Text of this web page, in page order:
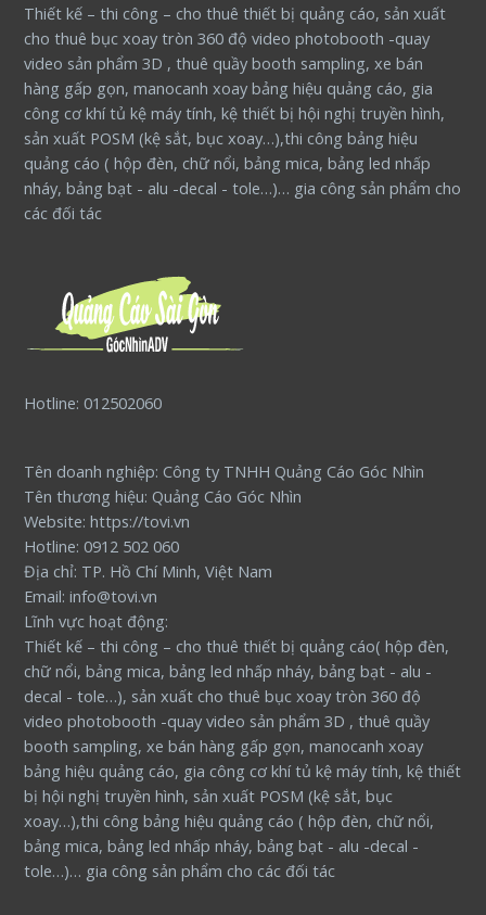
Thiết kế – thi công – cho thuê thiết bị quảng cáo, sản xuất
cho thuê bục xoay tròn 360 độ video photobooth -quay
video sản phẩm 3D , thuê quầy booth sampling, xe bán
hàng gấp gọn, manocanh xoay bảng hiệu quảng cáo, gia
công cơ khí tủ kệ máy tính, kệ thiết bị hội nghị truyền hình,
sản xuất POSM (kệ sắt, bục xoay…),thi công bảng hiệu
quảng cáo ( hộp đèn, chữ nổi, bảng mica, bảng led nhấp
nháy, bảng bạt - alu -decal - tole…)… gia công sản phẩm cho
các đối tác
Hotline: 012502060
Tên doanh nghiệp: Công ty TNHH Quảng Cáo Góc Nhìn
Tên thương hiệu: Quảng Cáo Góc Nhìn
Website: https://tovi.vn
Hotline: 0912 502 060
Địa chỉ: TP. Hồ Chí Minh, Việt Nam
Email: info@tovi.vn
Lĩnh vực hoạt động:
Thiết kế – thi công – cho thuê thiết bị quảng cáo( hộp đèn,
chữ nổi, bảng mica, bảng led nhấp nháy, bảng bạt - alu -
decal - tole…), sản xuất cho thuê bục xoay tròn 360 độ
video photobooth -quay video sản phẩm 3D , thuê quầy
booth sampling, xe bán hàng gấp gọn, manocanh xoay
bảng hiệu quảng cáo, gia công cơ khí tủ kệ máy tính, kệ thiết
bị hội nghị truyền hình, sản xuất POSM (kệ sắt, bục
xoay…),thi công bảng hiệu quảng cáo ( hộp đèn, chữ nổi,
bảng mica, bảng led nhấp nháy, bảng bạt - alu -decal -
tole…)… gia công sản phẩm cho các đối tác